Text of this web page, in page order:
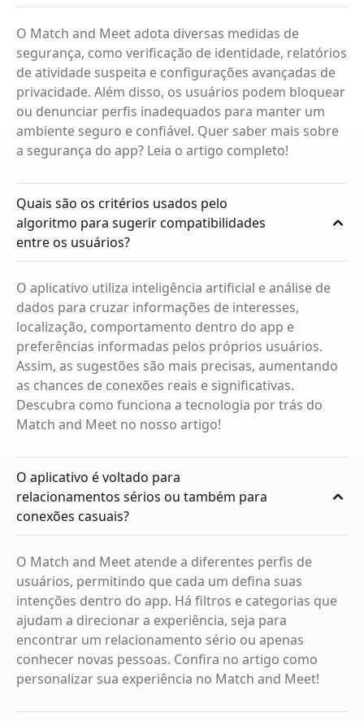
O Match and Meet adota diversas medidas de
segurança, como verificação de identidade, relatórios
de atividade suspeita e configurações avançadas de
privacidade. Além disso, os usuários podem bloquear
ou denunciar perfis inadequados para manter um
ambiente seguro e confiável. Quer saber mais sobre
a segurança do app? Leia o artigo completo!
Quais são os critérios usados pelo
algoritmo para sugerir compatibilidades
entre os usuários?
O aplicativo utiliza inteligência artificial e análise de
dados para cruzar informações de interesses,
localização, comportamento dentro do app e
preferências informadas pelos próprios usuários.
Assim, as sugestões são mais precisas, aumentando
as chances de conexões reais e significativas.
Descubra como funciona a tecnologia por trás do
Match and Meet no nosso artigo!
O aplicativo é voltado para
relacionamentos sérios ou também para
conexões casuais?
O Match and Meet atende a diferentes perfis de
usuários, permitindo que cada um defina suas
intenções dentro do app. Há filtros e categorias que
ajudam a direcionar a experiência, seja para
encontrar um relacionamento sério ou apenas
conhecer novas pessoas. Confira no artigo como
personalizar sua experiência no Match and Meet!